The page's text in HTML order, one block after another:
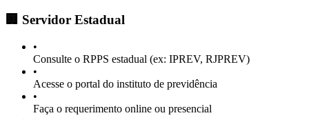
🏢 Servidor Estadual
•
Consulte o RPPS estadual (ex: IPREV, RJPREV)
•
Acesse o portal do instituto de previdência
•
Faça o requerimento online ou presencial